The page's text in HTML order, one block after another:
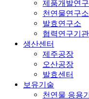
제품개발연
천연물연구소
발효연구소
협력연구기관
생산센터
제주공장
오산공장
발효센터
보유기술
천연물 응용